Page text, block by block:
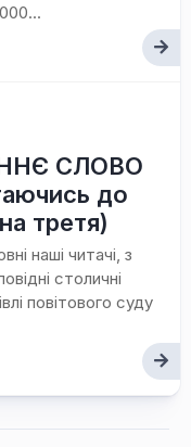
СЛОВО
до
третя)
наші читачі, з
столичні
повітового суду